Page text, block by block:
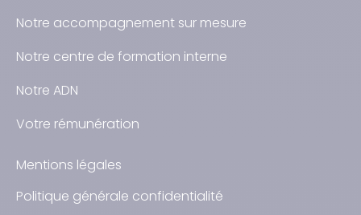
Notre accompagnement sur mesure
Notre centre de formation interne
Notre ADN
Votre rémunération
Mentions légales
Politique générale confidentialité